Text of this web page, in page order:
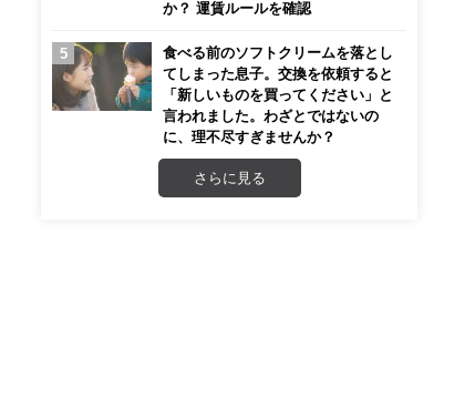
か？ 運賃ルールを確認
食べる前のソフトクリームを落とし
てしまった息子。交換を依頼すると
「新しいものを買ってください」と
言われました。わざとではないの
に、理不尽すぎませんか？
さらに見る